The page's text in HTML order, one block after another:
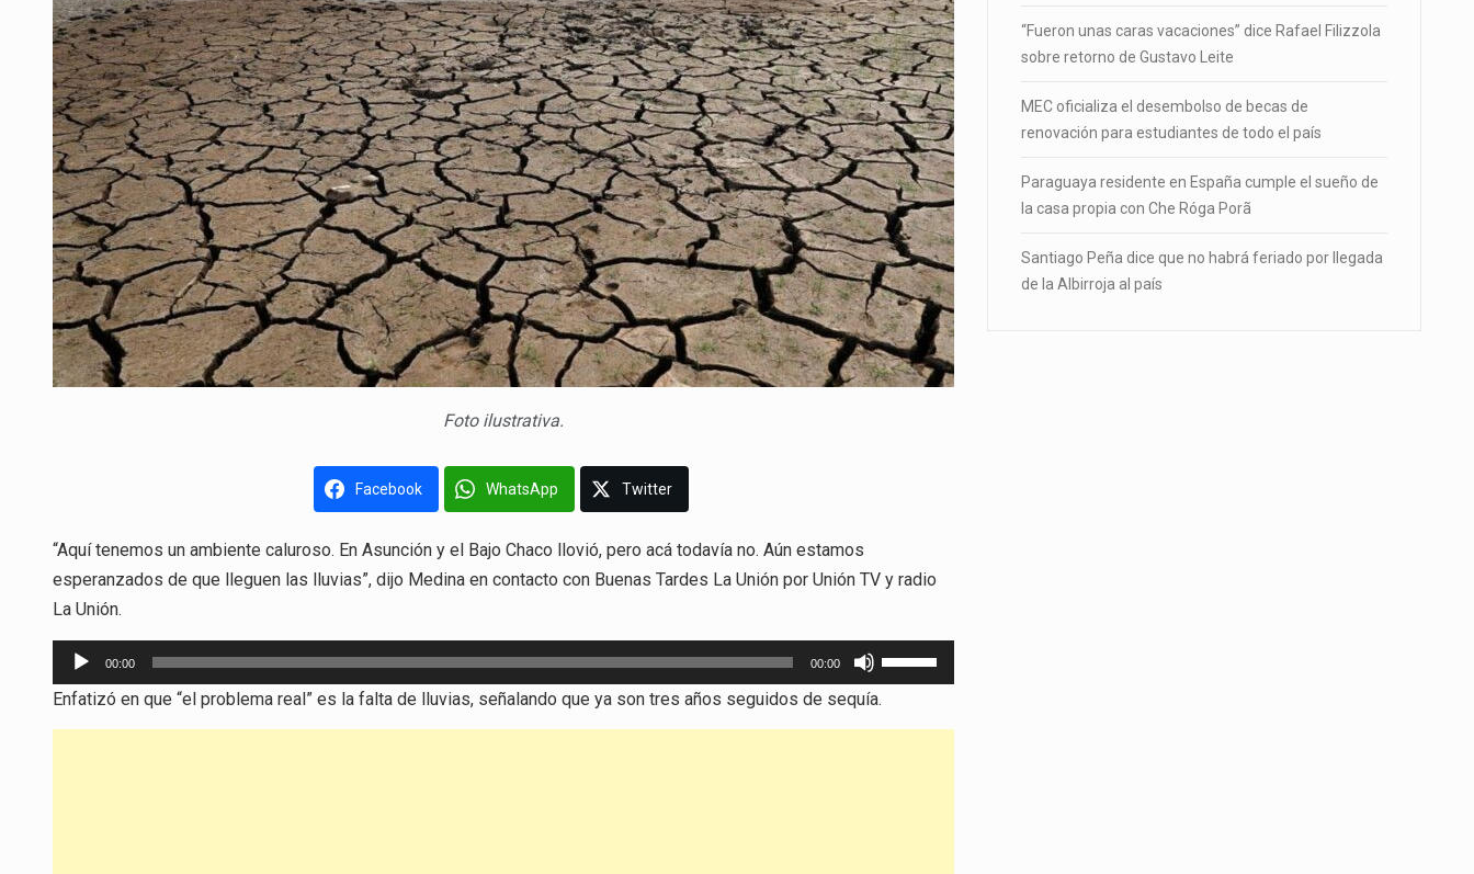
Foto ilustrativa.
Facebook WhatsApp Twitter
“Aquí tenemos un ambiente caluroso. En Asunción y el Bajo Chaco llovió, pero acá todavía no. Aún estamos
esperanzados de que lleguen las lluvias”, dijo Medina en contacto con Buenas Tardes La Unión por Unión TV y radio
La Unión.
Reproductor
de
audio
00:00 00:00
las
Enfatizó en que “el problema real” es la falta de lluvias, señalando que ya son tres años seguidos de sequía.
“Fueron unas caras vacaciones” dice Rafael Filizzola
sobre retorno de Gustavo Leite
MEC oficializa el desembolso de becas de
renovación para estudiantes de todo el país
Paraguaya residente en España cumple el sueño de
la casa propia con Che Róga Porã
Santiago Peña dice que no habrá feriado por llegada
de la Albirroja al país